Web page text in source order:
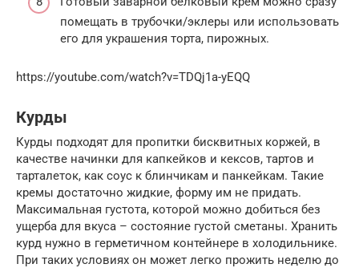
помещать в трубочки/эклеры или использовать
его для украшения торта, пирожных.
https://youtube.com/watch?v=TDQj1a-yEQQ
Курды
Курды подходят для пропитки бисквитных коржей, в
качестве начинки для капкейков и кексов, тартов и
тарталеток, как соус к блинчикам и панкейкам. Такие
кремы достаточно жидкие, форму им не придать.
Максимальная густота, которой можно добиться без
ущерба для вкуса – состояние густой сметаны. Хранить
курд нужно в герметичном контейнере в холодильнике.
При таких условиях он может легко прожить неделю до